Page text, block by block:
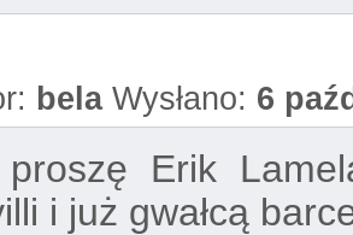
belaWysłano: 6
Erik
i już gwałcą